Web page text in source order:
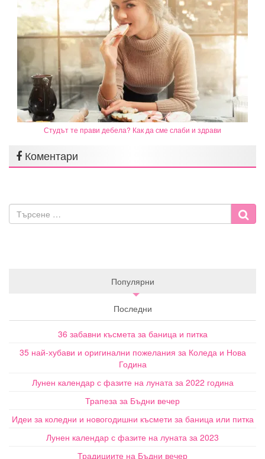
Студът те прави дебела? Как да сме слаби и здрави
Коментари
Популярни
Последни
36 забавни късмета за баница и питка
35 най-хубави и оригинални пожелания за Коледа и Нова
Година
Лунен календар с фазите на луната за 2022 година
Трапеза за Бъдни вечер
Идеи за коледни и новогодишни късмети за баница или питка
Лунен календар с фазите на луната за 2023
Традициите на Бъдни вечер